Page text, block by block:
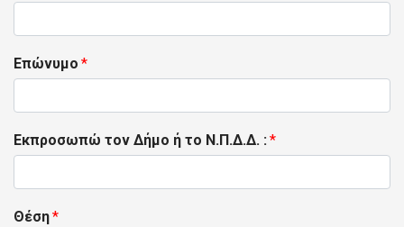
Επώνυμο *
Εκπροσωπώ τον Δήμο ή το Ν.Π.Δ.Δ. : *
Θέση*